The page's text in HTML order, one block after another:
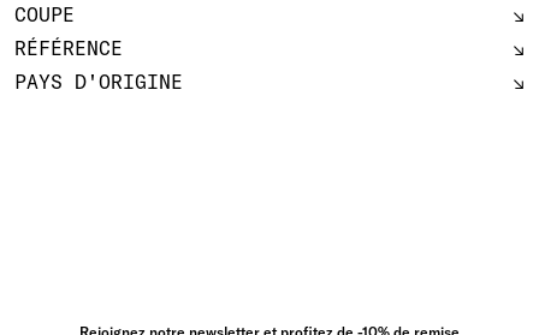
COUPE
RÉFÉRENCE
PAYS D'ORIGINE